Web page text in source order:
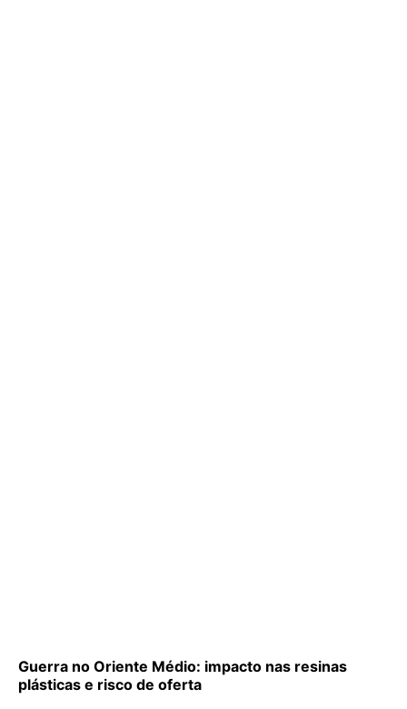
Guerra no Oriente Médio: impacto nas resinas
plásticas e risco de oferta